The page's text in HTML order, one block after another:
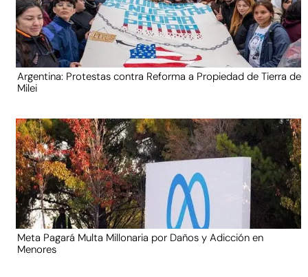
Argentina: Protestas contra Reforma a Propiedad de Tierra de
Milei
Meta Pagará Multa Millonaria por Daños y Adicción en
Menores